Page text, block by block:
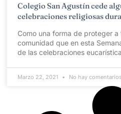
Colegio San Agustín cede
celebraciones religiosas
Como una forma de proteger
comunidad que en esta
de las celebraciones
Marzo 22, 2021 No hay comentarios